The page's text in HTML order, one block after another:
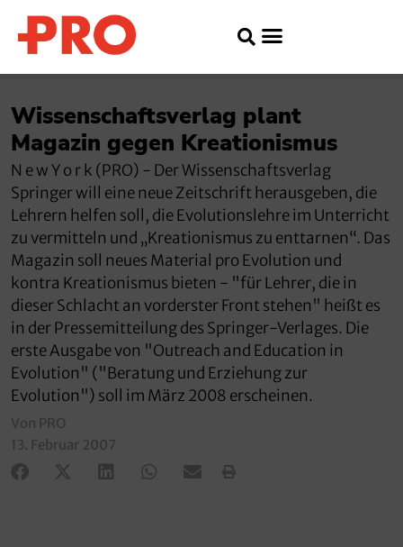
Wissenschaftsverlag plant
Magazin gegen Kreationismus
N e w Y o r k (PRO) - Der Wissenschaftsverlag
Springer will eine neue Zeitschrift herausgeben, die
Lehrern helfen soll, die Evolutionslehre im Unterricht
zu vermitteln und „Kreationismus zu enttarnen“. Das
Magazin soll neues Material pro Evolution und
kontra Kreationismus bieten - "für Lehrer, die in
dieser Schlacht an vorderster Front stehen" heißt es
in der Pressemitteilung des Springer-Verlages. Die
erste Ausgabe von "Outreach and Education in
Evolution" ("Beratung und Erziehung zur
Evolution") soll im März 2008 erscheinen.
Von PRO
13. Februar 2007